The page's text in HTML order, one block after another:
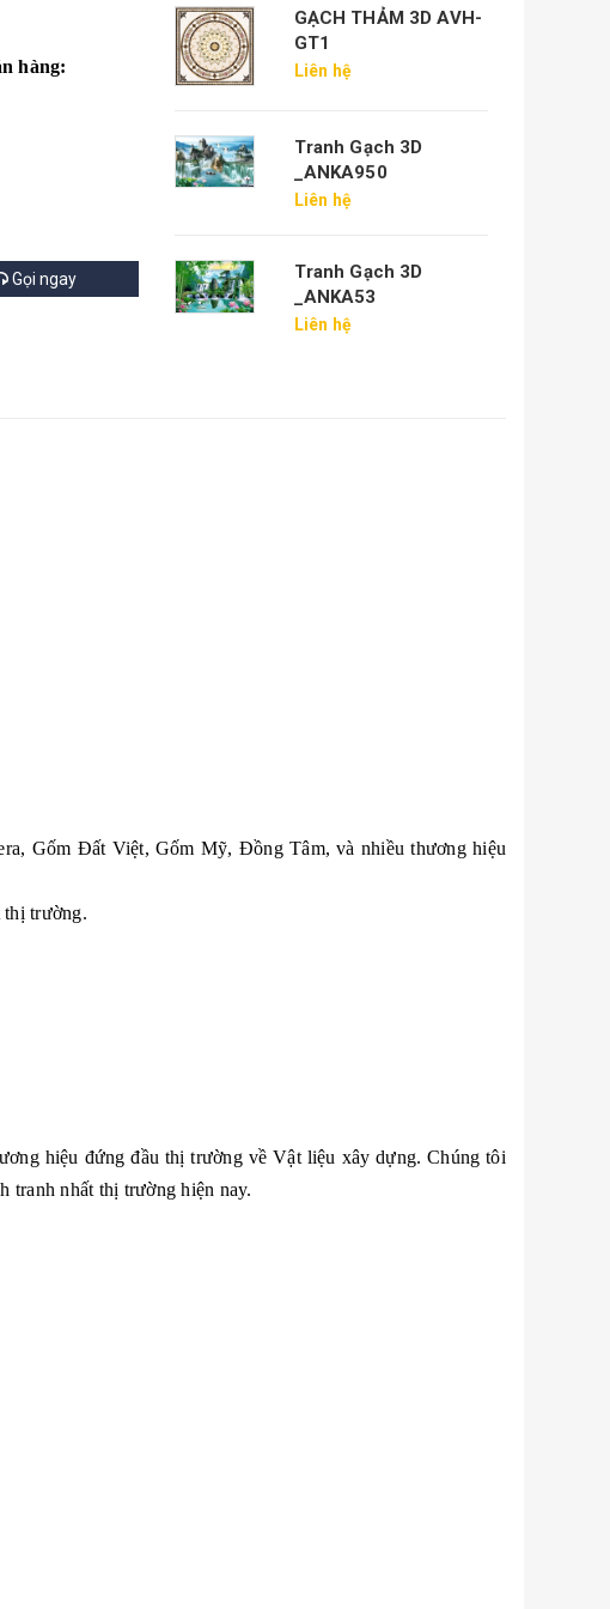
hàng:
Gọi ngay
GẠCH THẢM 3D AVH-
GT1
Liên hệ
Tranh Gạch 3D
_ANKA950
Liên hệ
Tranh Gạch 3D
_ANKA53
Liên hệ
Gốm Đất Việt, Gốm Mỹ, Đồng Tâm, và nhiều thương hiệu
thị trường.
hiệu đứng đầu thị trường về Vật liệu xây dựng. Chúng tôi
tranh nhất thị trường hiện nay.